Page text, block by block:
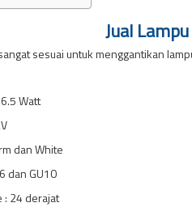
Jual
sesuai untuk menggantikan
Watt
dan White
dan GU10
: 24 derajat